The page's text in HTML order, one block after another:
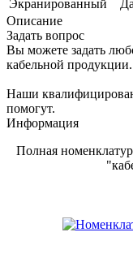
Экранированный
Да
Описание
Задать вопрос
Вы можете задать
кабельной продукции.
Наши
помогут.
Информация
Полная